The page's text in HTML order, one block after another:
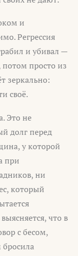
и
Регрессия
и убивал —
просто из
зеркально:
своё.
Это не
долг перед
у которой
при
ни
который
что в
с бесом,
бросила